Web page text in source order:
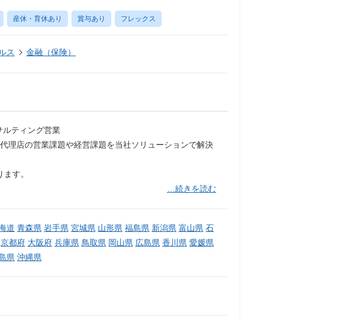
産休・育休あり 賞与あり フレックス
ス 金融（保険）
ルティング営業
理店の営業課題や経営課題を当社ソリューションで解決
す。
…続きを読む
道 青森県 岩手県 宮城県 山形県 福島県 新潟県 富山県 石
京都府 大阪府 兵庫県 鳥取県 岡山県 広島県 香川県 愛媛県
県 沖縄県